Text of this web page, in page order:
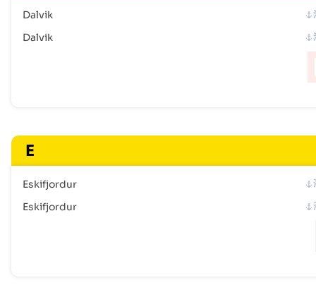
Dalvik
Dalvik
E
Eskifjordur
Eskifjordur